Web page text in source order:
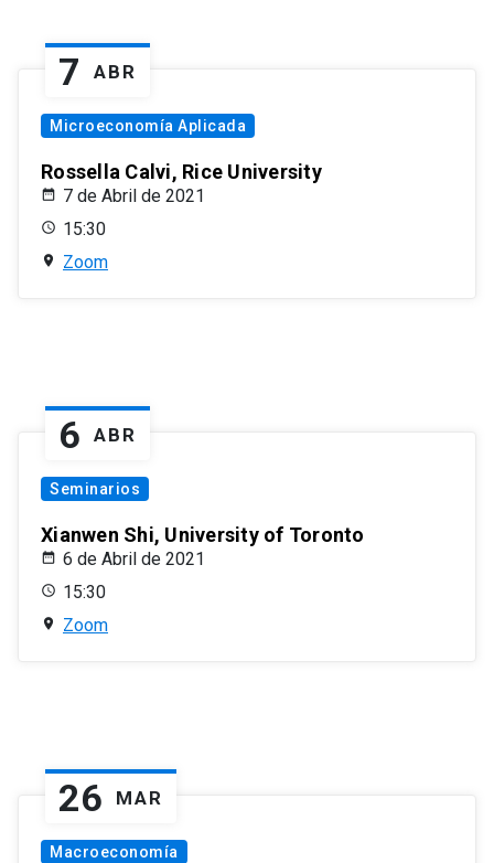
7 ABR
Microeconomía Aplicada
Rossella Calvi, Rice University
7 de Abril de 2021
15:30
Zoom
6 ABR
Seminarios
Xianwen Shi, University of Toronto
6 de Abril de 2021
15:30
Zoom
26 MAR
Macroeconomía